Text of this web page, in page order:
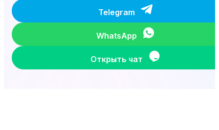
Telegram
WhatsApp
Открыть чат